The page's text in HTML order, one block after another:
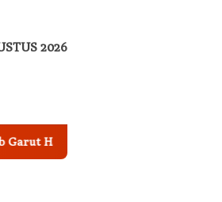
2026
Peka Mengatasi Ancaman